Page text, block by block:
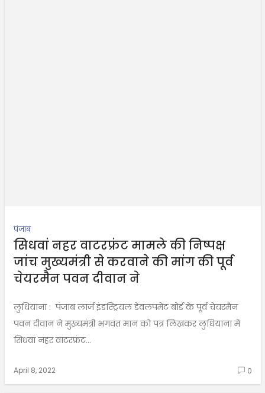
पंजाब
सिधवां नहर वाटरफ्रंट मामले की निष्पक्ष
जांच मुख्यमंत्री से करवाने की मांग की पूर्व
चेयरमैन पवन दीवान ने
लुधियाना : पंजाब लार्ज इंडस्ट्रियल डेवलपमेंट बोर्ड के पूर्व चेयरमैन
पवन दीवान ने मुख्यमंत्री भगवंत मान को पत्र लिखकर लुधियाना में
सिधवां नहर वाटरफ्रंट...
April 8, 2022 0